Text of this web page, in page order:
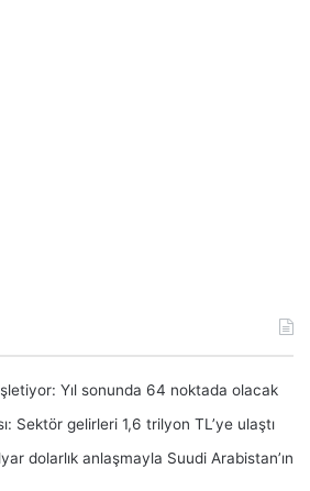
Yıl sonunda 64 noktada olacak
Sektör gelirleri 1,6 trilyon TL’ye ulaştı
dolarlık anlaşmayla Suudi Arabistan’ın